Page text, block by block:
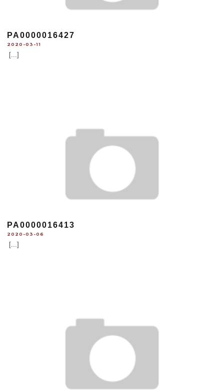
PA0000016427
2020-03-11
[...]
PA0000016413
2020-03-06
[...]